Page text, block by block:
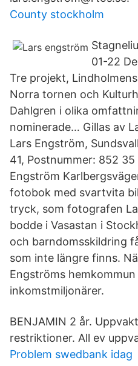
County stockholm
01-22
Tre projekt,
Norra tornen och
Dahlgren i olika
nominerade… Gillas av
Lars Engström,
41, Postnummer: 852
Engström
fotobok med svartvita
tryck, som fotografen
bodde i Vasastan i
och barndomsskildring
som inte längre finns.
Engströms
inkomstmiljonärer.
BENJAMIN 2 år.
restriktioner. All ev
Problem swedbank idag